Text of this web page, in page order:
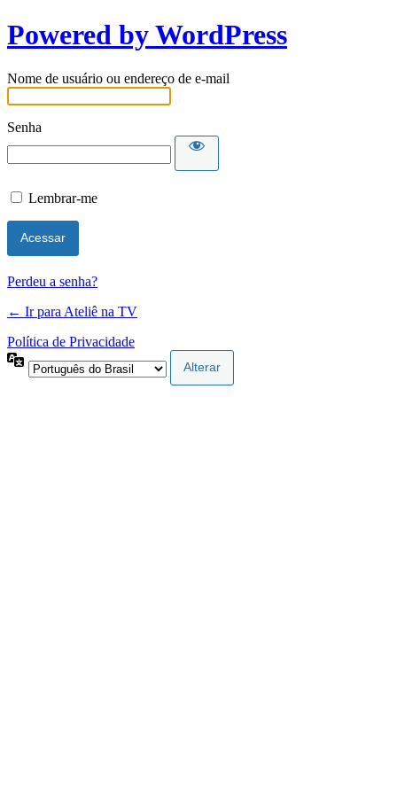
Powered by WordPress
Nome de usuário ou endereço de e-mail
Senha
Lembrar-me
Perdeu a senha?
← Ir para Ateliê na TV
Política de Privacidade